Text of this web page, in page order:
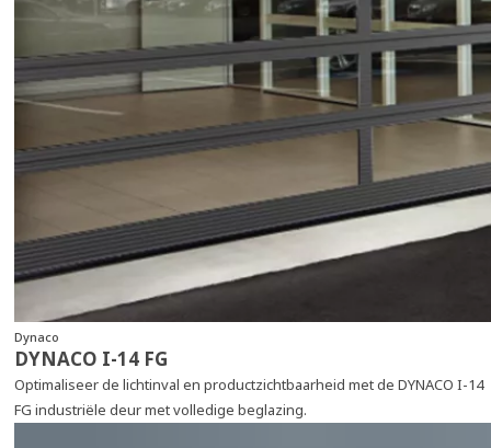
Dynaco
DYNACO I-14 FG
Optimaliseer de lichtinval en productzichtbaarheid met de DYNACO I-14
FG industriële deur met volledige beglazing.